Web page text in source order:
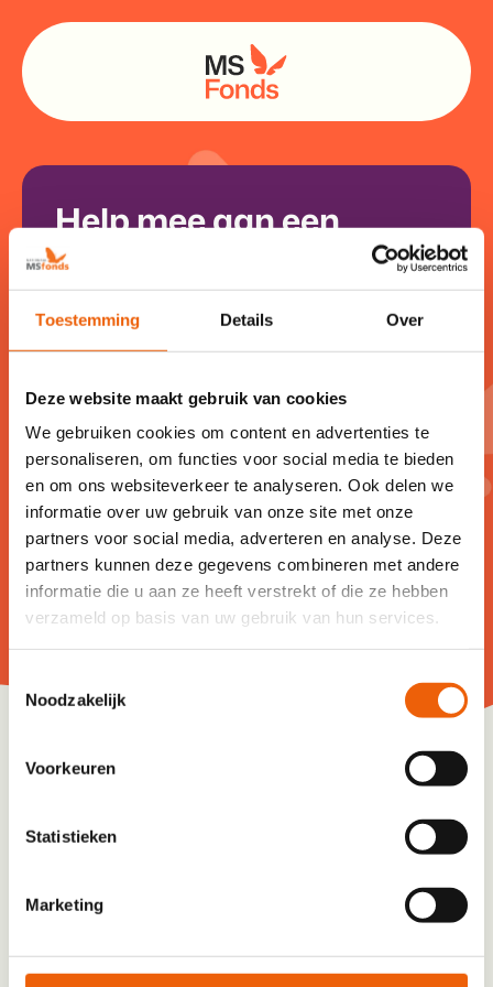
Toestemming Details Over
Deze website maakt gebruik van cookies
We gebruiken cookies om content en advertenties te
personaliseren, om functies voor social media te bieden
en om ons websiteverkeer te analyseren. Ook delen we
informatie over uw gebruik van onze site met onze
partners voor social media, adverteren en analyse. Deze
partners kunnen deze gegevens combineren met andere
informatie die u aan ze heeft verstrekt of die ze hebben
verzameld op basis van uw gebruik van hun services.
Noodzakelijk
Voorkeuren
Statistieken
Marketing
Help mee aan een
toekomst zonder MS
Er zijn in Nederland36.000
mensen met
MS. Iedere dag krijgt iemand in
Nederland de diagnose MS. Daarbij is MS
demeest invaliderende ziekteonder
jonge mensen. Er bestaan medicijnen die
de ziekte kunnen remmen, maar een
oplossing voor MS is er(nog) niet. Help jij
ons onze droom te realiseren: een
toekomst zonder MS?
MS staat niet stil. Geef eenmalig of
Ja, ik doneer
Eenmalig
Hoeveel wil je doneren?
€7 €10 €15 Anders